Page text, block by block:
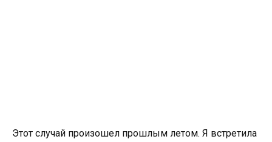
Этот случай произошел прошлым летом. Я встретила